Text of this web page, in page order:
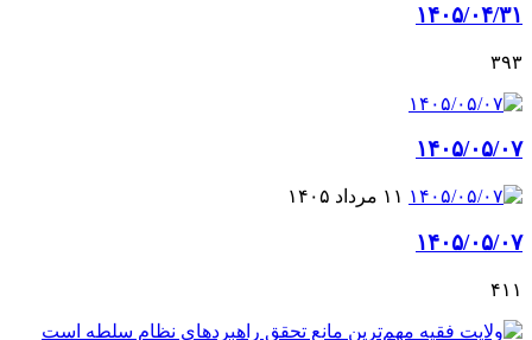
۱۴۰۵/۰۴/۳۱
۳۹۳
۱۴۰۵/۰۵/۰۷
۱۱ مرداد ۱۴۰۵
۱۴۰۵/۰۵/۰۷
۴۱۱